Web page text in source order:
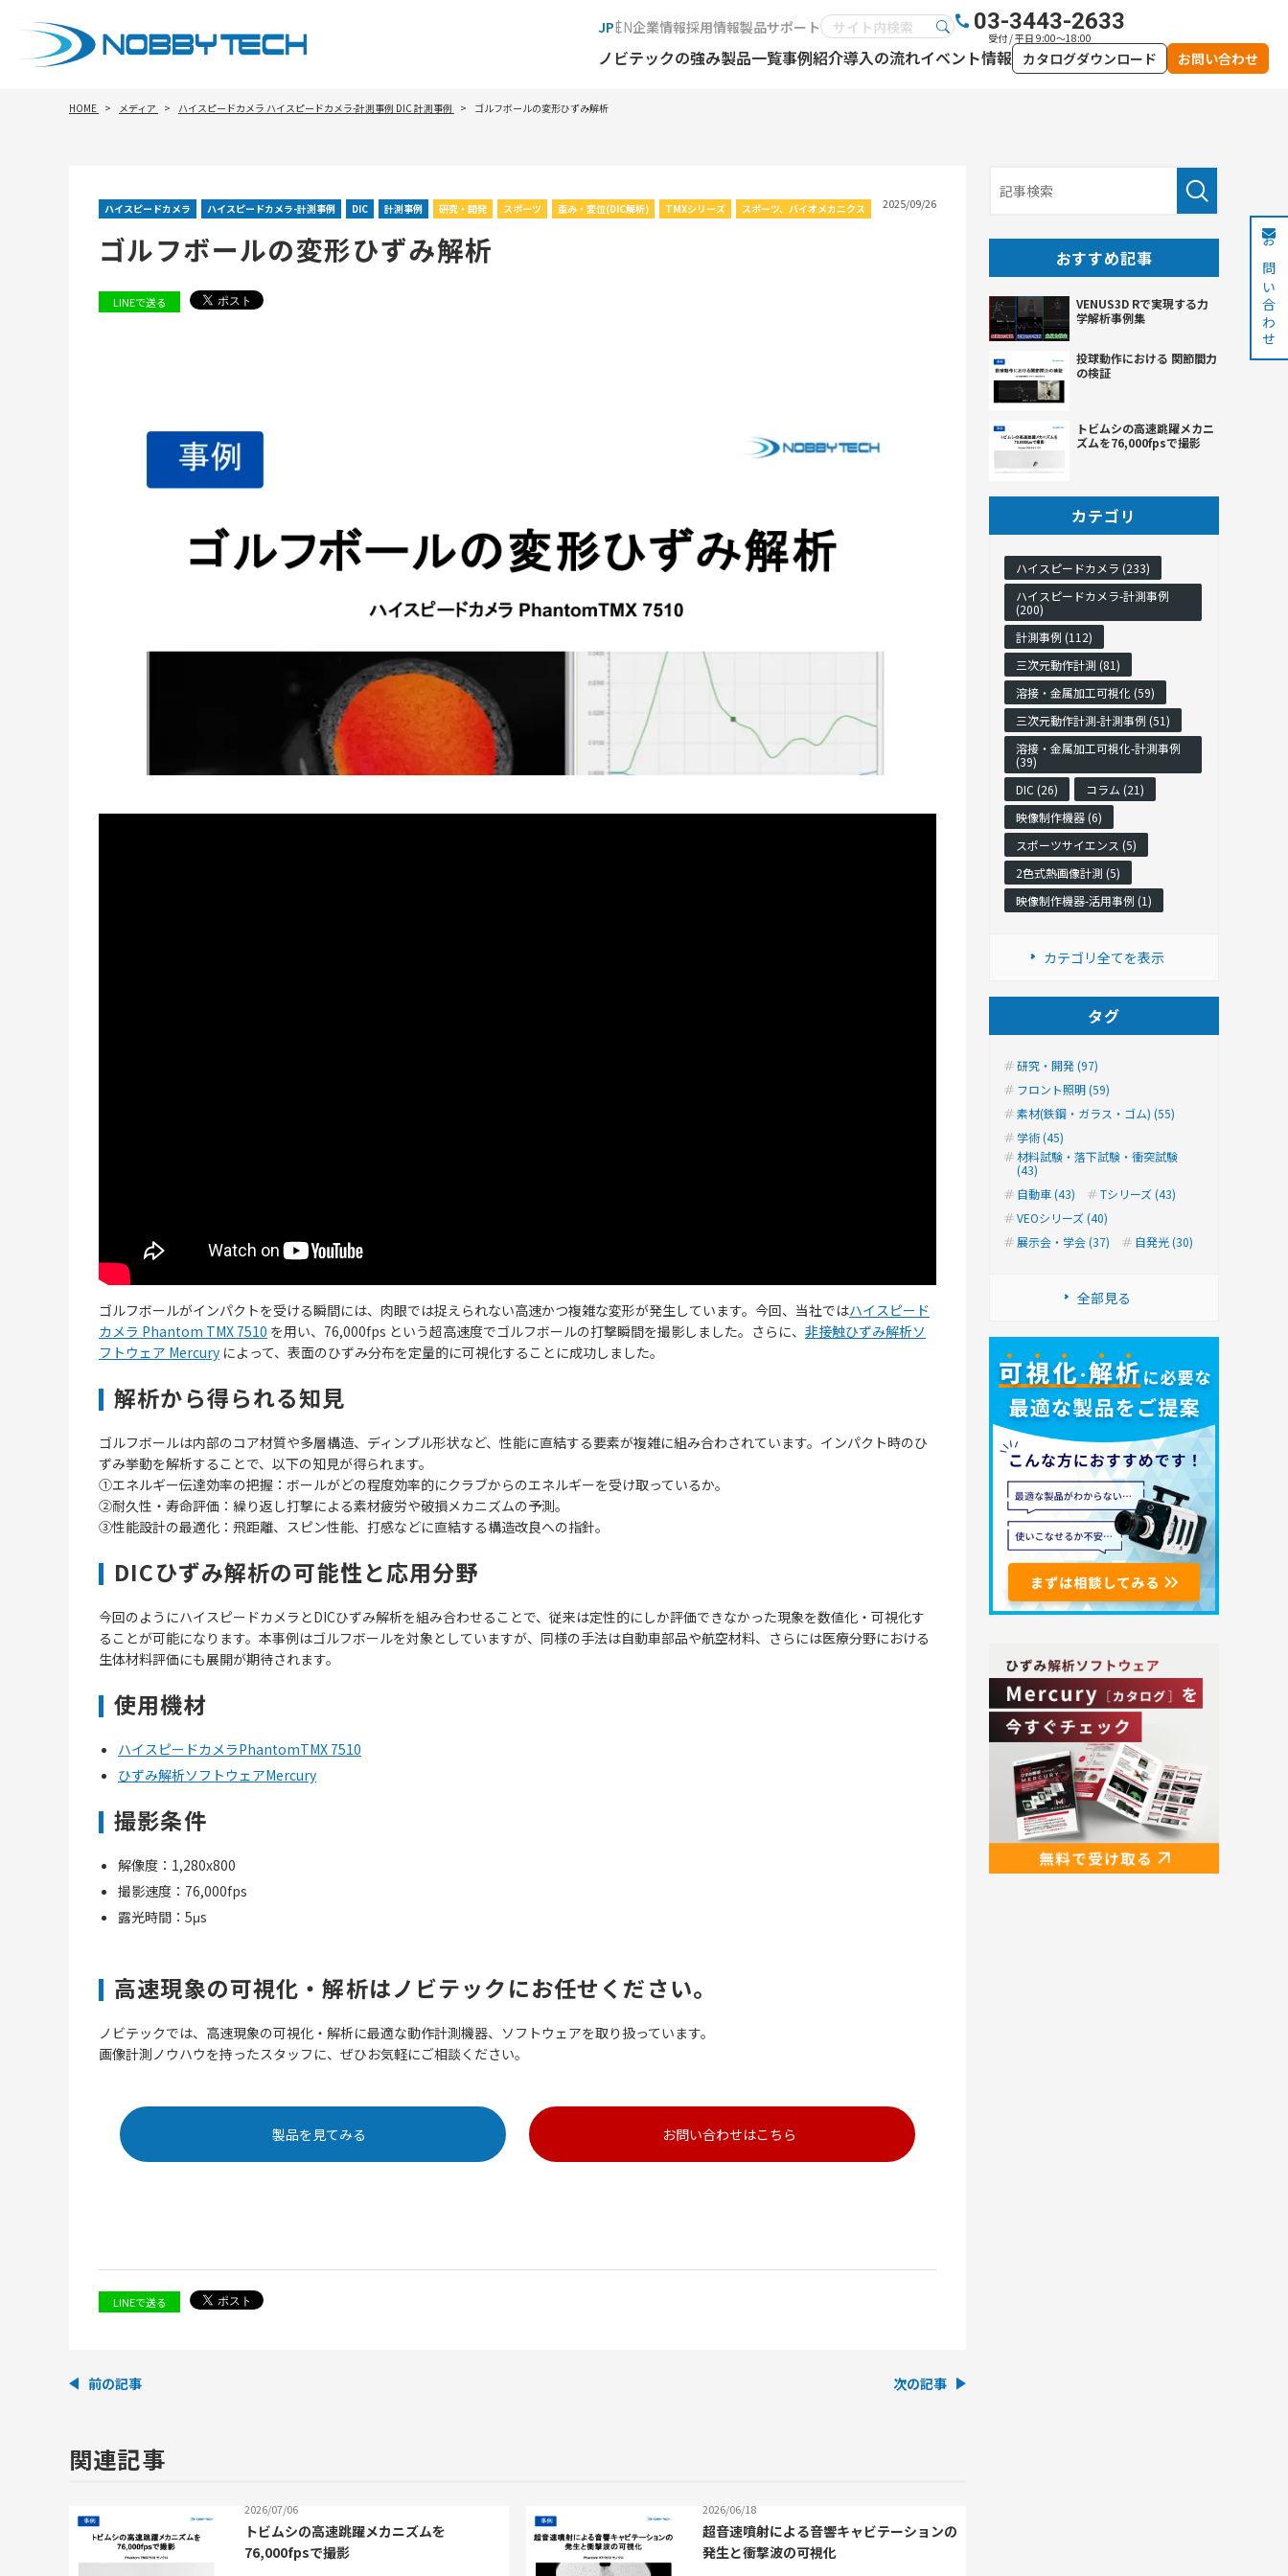
JPEN企業情報採用情報製品サポート 03-3443-2633
受付 / 平日 9:00～18:00
ノビテックの強み製品一覧事例紹介導入の流れイベント情報 カタログダウンロード お問い合わせ
HOME メディア ハイスピードカメラ ハイスピードカメラ-計測事例 DIC計測事例 ゴルフボールの変形ひずみ解析
ハイスピードカメラ ハイスピードカメラ-計測事例 DIC 計測事例 研究・開発 スポーツ 歪み・変位(DIC解析) TMXシリーズ スポーツ、バイオメカニクス 2025/09/26
ゴルフボールの変形ひずみ解析
LINEで送る
ゴルフボールがインパクトを受ける瞬間には、肉眼では捉えられない高速かつ複雑な変形が発生しています。今回、当社ではハイスピード
カメラ Phantom TMX 7510 を用い、76,000fps という超高速度でゴルフボールの打撃瞬間を撮影しました。さらに、 非接触ひずみ解析ソ
フトウェア Mercury によって、表面のひずみ分布を定量的に可視化することに成功しました。
解析から得られる知見
ゴルフボールは内部のコア材質や多層構造、ディンプル形状など、性能に直結する要素が複雑に組み合わされています。インパクト時のひ
ずみ挙動を解析することで、以下の知見が得られます。
①エネルギー伝達効率の把握：ボールがどの程度効率的にクラブからのエネルギーを受け取っているか。
②耐久性・寿命評価：繰り返し打撃による素材疲労や破損メカニズムの予測。
③性能設計の最適化：飛距離、スピン性能、打感などに直結する構造改良への指針。
DICひずみ解析の可能性と応用分野
今回のようにハイスピードカメラとDICひずみ解析を組み合わせることで、従来は定性的にしか評価できなかった現象を数値化・可視化す
ることが可能になります。本事例はゴルフボールを対象としていますが、同様の手法は自動車部品や航空材料、さらには医療分野における
生体材料評価にも展開が期待されます。
使用機材
ハイスピードカメラPhantomTMX 7510
ひずみ解析ソフトウェアMercury
撮影条件
解像度：1,280x800
撮影速度：76,000fps
露光時間：5μs
高速現象の可視化・解析はノビテックにお任せください。
ノビテックでは、高速現象の可視化・解析に最適な動作計測機器、ソフトウェアを取り扱っています。
画像計測ノウハウを持ったスタッフに、ぜひお気軽にご相談ください。
製品を見てみる お問い合わせはこちら
LINEで送る
前の記事 次の記事
関連記事
2026/07/06
トビムシの高速跳躍メカニズムを
76,000fpsで撮影
2026/06/18
超音速噴射による音響キャビテーションの
発生と衝撃波の可視化
おすすめ記事
VENUS3D Rで実現する力
学解析事例集
投球動作における 関節間力
の検証
トビムシの高速跳躍メカニ
ズムを76,000fpsで撮影
カテゴリ
ハイスピードカメラ (233)
ハイスピードカメラ-計測事例
(200)
計測事例 (112)
三次元動作計測 (81)
溶接・金属加工可視化 (59)
三次元動作計測-計測事例 (51)
溶接・金属加工可視化-計測事例
(39)
DIC (26)
コラム (21)
映像制作機器 (6)
スポーツサイエンス (5)
2色式熱画像計測 (5)
映像制作機器-活用事例 (1)
カテゴリ全てを表示
タグ
研究・開発 (97)
フロント照明 (59)
素材(鉄鋼・ガラス・ゴム) (55)
学術 (45)
材料試験・落下試験・衝突試験
(43)
自動車 (43)
Tシリーズ (43)
VEOシリーズ (40)
展示会・学会 (37)
自発光 (30)
全部見る
お問い合わせ